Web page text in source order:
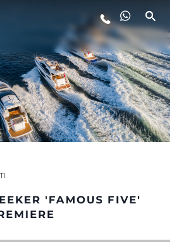
LIFESTYLE
HERITAGE
'FAMOUS FIVE'